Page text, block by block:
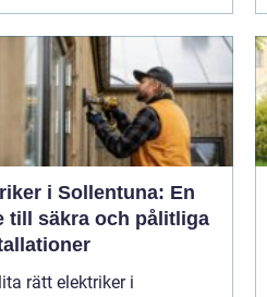
i Sollentuna: En
till säkra och pålitliga
rätt elektriker i